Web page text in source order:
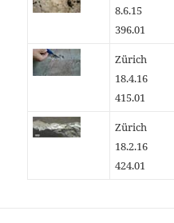
8.6.15
396.01
Zürich
18.4.16
415.01
Zürich
18.2.16
424.01